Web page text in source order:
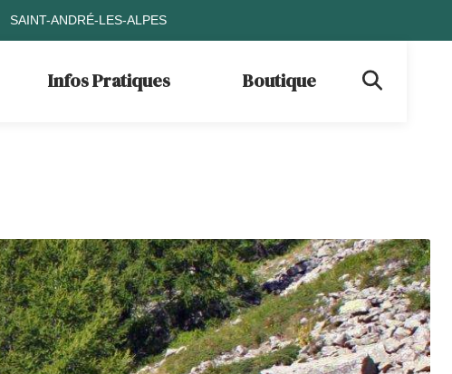
SAINT-ANDRÉ-LES-ALPES
Infos Pratiques Boutique